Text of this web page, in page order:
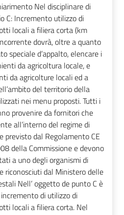
Nel disciplinare di
C: Incremento utilizzo di
locali a filiera corta (km
dovrà, oltre a quanto
speciale d’appalto, elencare i
da agricoltura locale, e
da agricolture locali ed a
del territorio della
nei menu proposti. Tutti i
provenire da fornitori che
all’interno del regime di
previsto dal Regolamento CE
della Commissione e devono
a uno degli organismi di
riconosciuti dal Ministero delle
Nell’ oggetto de punto C è
di utilizzo di
locali a filiera corta. Nel